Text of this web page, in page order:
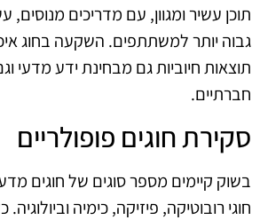
תוכן עשיר ומגוון, עם מדריכים מנוסים,
גבוה יותר למשתתפים. השקעה בחוג
תוצאות חיוביות גם מבחינת ידע מדעי
חברתיים.
סקירת חוגים פופולריים
בשוק קיימים מספר סוגים של חוגים
חוגי רובוטיקה, פיזיקה, כימיה